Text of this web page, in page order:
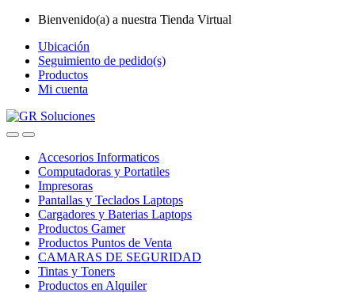
Skip
navigation
Skip
content
Bienvenido(a) a nuestra Tienda Virtual
Ubicación
Seguimiento de pedido(s)
Productos
Mi cuenta
Accesorios Informaticos
Computadoras y Portatiles
Impresoras
Pantallas y Teclados Laptops
Cargadores y Baterias Laptops
Productos Gamer
Productos Puntos de Venta
CAMARAS DE SEGURIDAD
Tintas y Toners
Productos en Alquiler